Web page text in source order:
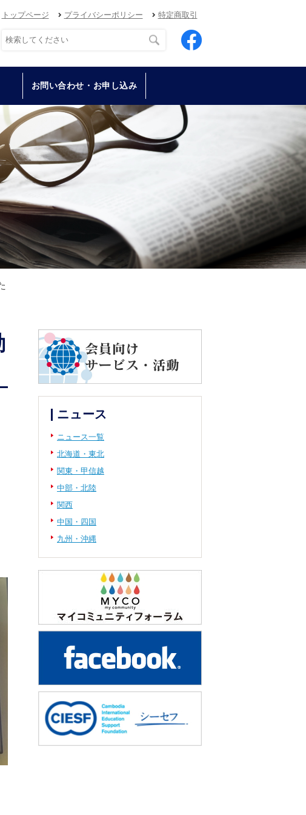
トップページ プライバシーポリシー 特定商取引
お問い合わせ・お申し込み
ニュース
ニュース一覧
北海道・東北
関東・甲信越
中部・北陸
関西
中国・四国
九州・沖縄